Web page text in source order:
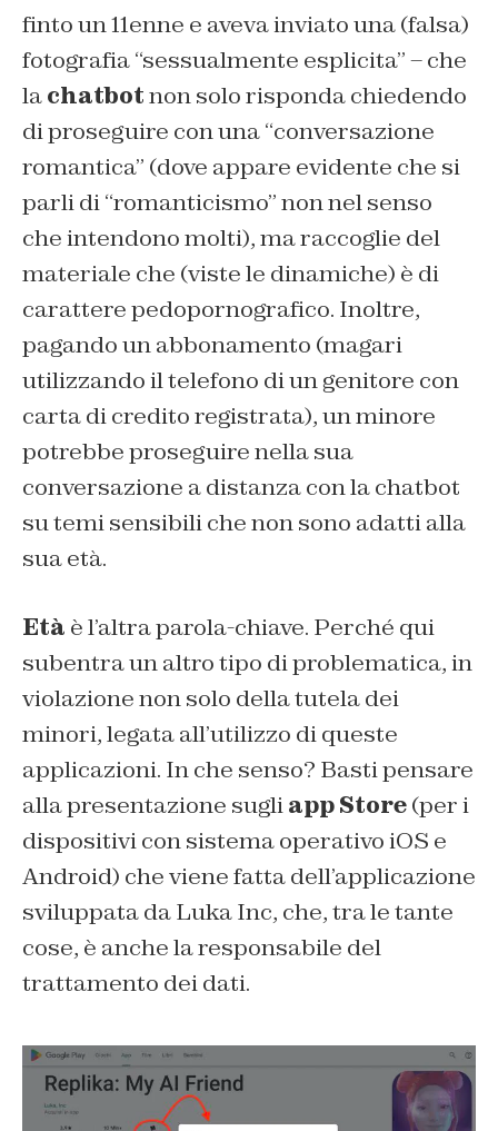
finto un 11enne e aveva inviato una (falsa)
fotografia “sessualmente esplicita” – che
lachatbotnon solo risponda chiedendo
di proseguire con una “conversazione
romantica” (dove appare evidente che si
parli di “romanticismo” non nel senso
che intendono molti), ma raccoglie del
materiale che (viste le dinamiche) è di
carattere pedopornografico. Inoltre,
pagando un abbonamento (magari
utilizzando il telefono di un genitore con
carta di credito registrata), un minore
potrebbe proseguire nella sua
conversazione a distanza con la chatbot
su temi sensibili che non sono adatti alla
sua età.
Età è l’altra parola-chiave. Perché qui
subentra un altro tipo di problematica, in
violazione non solo della tutela dei
minori, legata all’utilizzo di queste
applicazioni. In che senso? Basti pensare
alla presentazione sugliapp Store(per i
dispositivi con sistema operativo iOS e
Android) che viene fatta dell’applicazione
sviluppata da Luka Inc, che, tra le tante
cose, è anche la responsabile del
trattamento dei dati.